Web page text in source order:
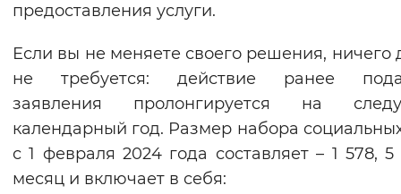
предоставления услуги.
Если вы не меняете своего решения, ничего
не требуется: действие ранее
заявления пролонгируется на
календарный год. Размер набора
с 1 февраля 2024 года составляет – 1 578,
месяц и включает в себя: